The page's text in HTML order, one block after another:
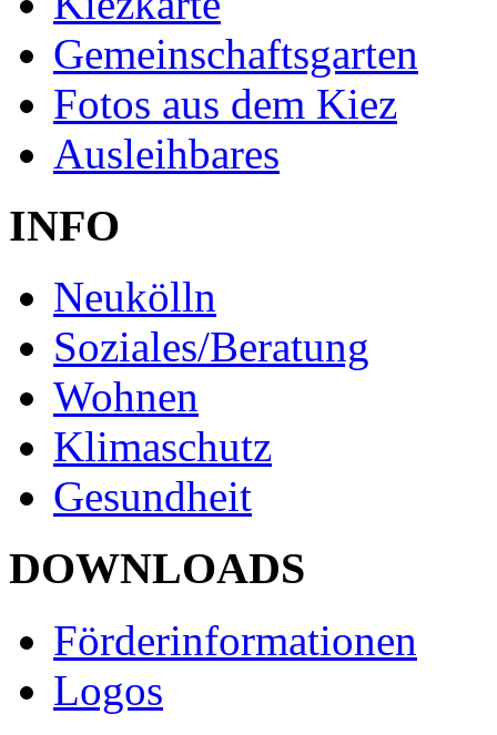
Gemeinschaftsgarten
Fotos aus dem Kiez
Ausleihbares
INFO
Neukölln
Soziales/Beratung
Wohnen
Klimaschutz
Gesundheit
DOWNLOADS
Förderinformationen
Logos